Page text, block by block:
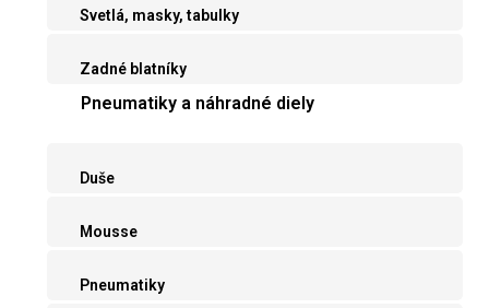
Svetlá, masky, tabulky
Zadné blatníky
Pneumatiky a náhradné diely
Duše
Mousse
Pneumatiky